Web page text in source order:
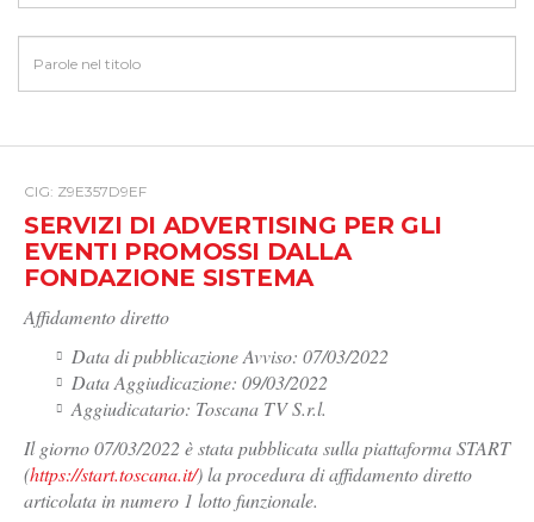
CIG: Z9E357D9EF
SERVIZI DI ADVERTISING PER GLI
EVENTI PROMOSSI DALLA
FONDAZIONE SISTEMA
Affidamento diretto
Data di pubblicazione Avviso: 07/03/2022
Data Aggiudicazione: 09/03/2022
Aggiudicatario: Toscana TV S.r.l.
Il giorno 07/03/2022 è stata pubblicata sulla piattaforma START
(https://start.toscana.it/) la procedura di affidamento diretto
articolata in numero 1 lotto funzionale.